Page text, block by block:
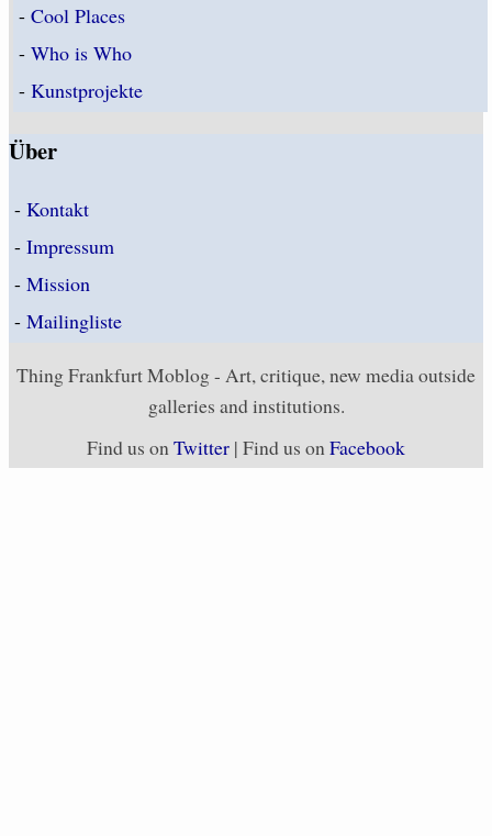
-Cool Places
-Who is Who
-Kunstprojekte
Über
- Kontakt
- Impressum
- Mission
- Mailingliste
Thing Frankfurt Moblog - Art, critique, new media outside
galleries and institutions.
Find us onTwitter | Find us onFacebook